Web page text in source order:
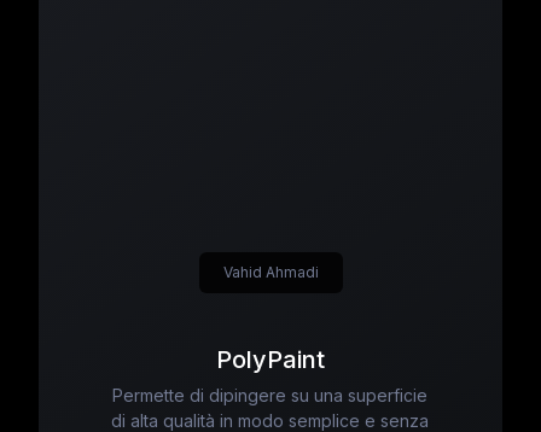
PolyPaint
Permette di dipingere su una superficie
di alta qualità in modo semplice e senza
Vahid Ahmadi